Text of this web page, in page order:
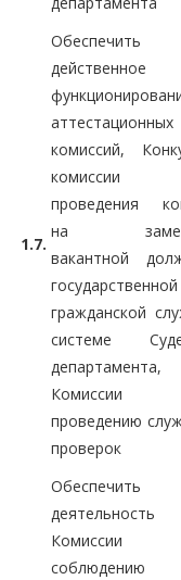
1.7.
Обеспечить
действенное
аттестационных
комиссий,
комиссии
проведения
на
вакантной
государственной
гражданской
системе
департамента,
проведению
проверок
Обеспечить
деятельность
соблюдению